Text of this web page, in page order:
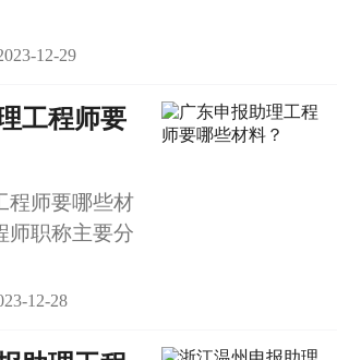
12-29
工程师要
程师要哪些材
师职称主要分
12-28